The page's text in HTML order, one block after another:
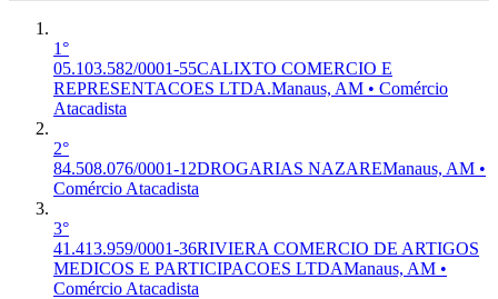
1°
05.103.582/0001-55CALIXTO COMERCIO E
REPRESENTACOES LTDA.Manaus, AM • Comércio
Atacadista
2°
84.508.076/0001-12DROGARIAS NAZAREManaus, AM •
Comércio Atacadista
3°
41.413.959/0001-36RIVIERA COMERCIO DE ARTIGOS
MEDICOS E PARTICIPACOES LTDAManaus, AM •
Comércio Atacadista